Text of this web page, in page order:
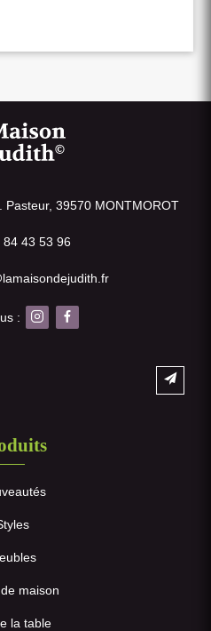
Pasteur, 39570 MONTMOROT
43 53 96
:
maison
la table